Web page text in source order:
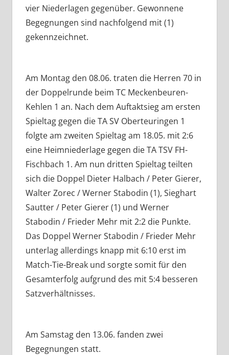
vier Niederlagen gegenüber. Gewonnene
Begegnungen sind nachfolgend mit (1)
gekennzeichnet.
Am Montag den 08.06. traten die Herren 70 in
der Doppelrunde beim TC Meckenbeuren-
Kehlen 1 an. Nach dem Auftaktsieg am ersten
Spieltag gegen die TA SV Oberteuringen 1
folgte am zweiten Spieltag am 18.05. mit 2:6
eine Heimniederlage gegen die TA TSV FH-
Fischbach 1. Am nun dritten Spieltag teilten
sich die Doppel Dieter Halbach / Peter Gierer,
Walter Zorec / Werner Stabodin (1), Sieghart
Sautter / Peter Gierer (1) und Werner
Stabodin / Frieder Mehr mit 2:2 die Punkte.
Das Doppel Werner Stabodin / Frieder Mehr
unterlag allerdings knapp mit 6:10 erst im
Match-Tie-Break und sorgte somit für den
Gesamterfolg aufgrund des mit 5:4 besseren
Satzverhältnisses.
Am Samstag den 13.06. fanden zwei
Begegnungen statt.